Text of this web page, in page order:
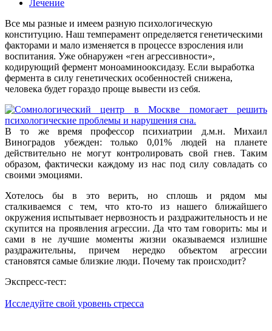
Лечение
Все мы разные и имеем разную психологическую
конституцию. Наш темперамент определяется генетическими
факторами и мало изменяется в процессе взросления или
воспитания. Уже обнаружен «ген агрессивности»,
кодирующий фермент моноаминооксидазу. Если выработка
фермента в силу генетических особенностей снижена,
человека будет гораздо проще вывести из себя.
В то же время профессор психиатрии д.м.н. Михаил
Виноградов убежден: только 0,01% людей на планете
действительно не могут контролировать свой гнев. Таким
образом, фактически каждому из нас под силу совладать со
своими эмоциями.
Хотелось бы в это верить, но сплошь и рядом мы
сталкиваемся с тем, что кто-то из нашего ближайшего
окружения испытывает нервозность и раздражительность и не
скупится на проявления агрессии. Да что там говорить: мы и
сами в не лучшие моменты жизни оказываемся излишне
раздражительны, причем нередко объектом агрессии
становятся самые близкие люди. Почему так происходит?
Экспресс-тест:
Исследуйте свой уровень стресса